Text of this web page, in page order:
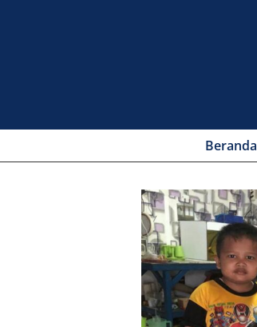
Beranda